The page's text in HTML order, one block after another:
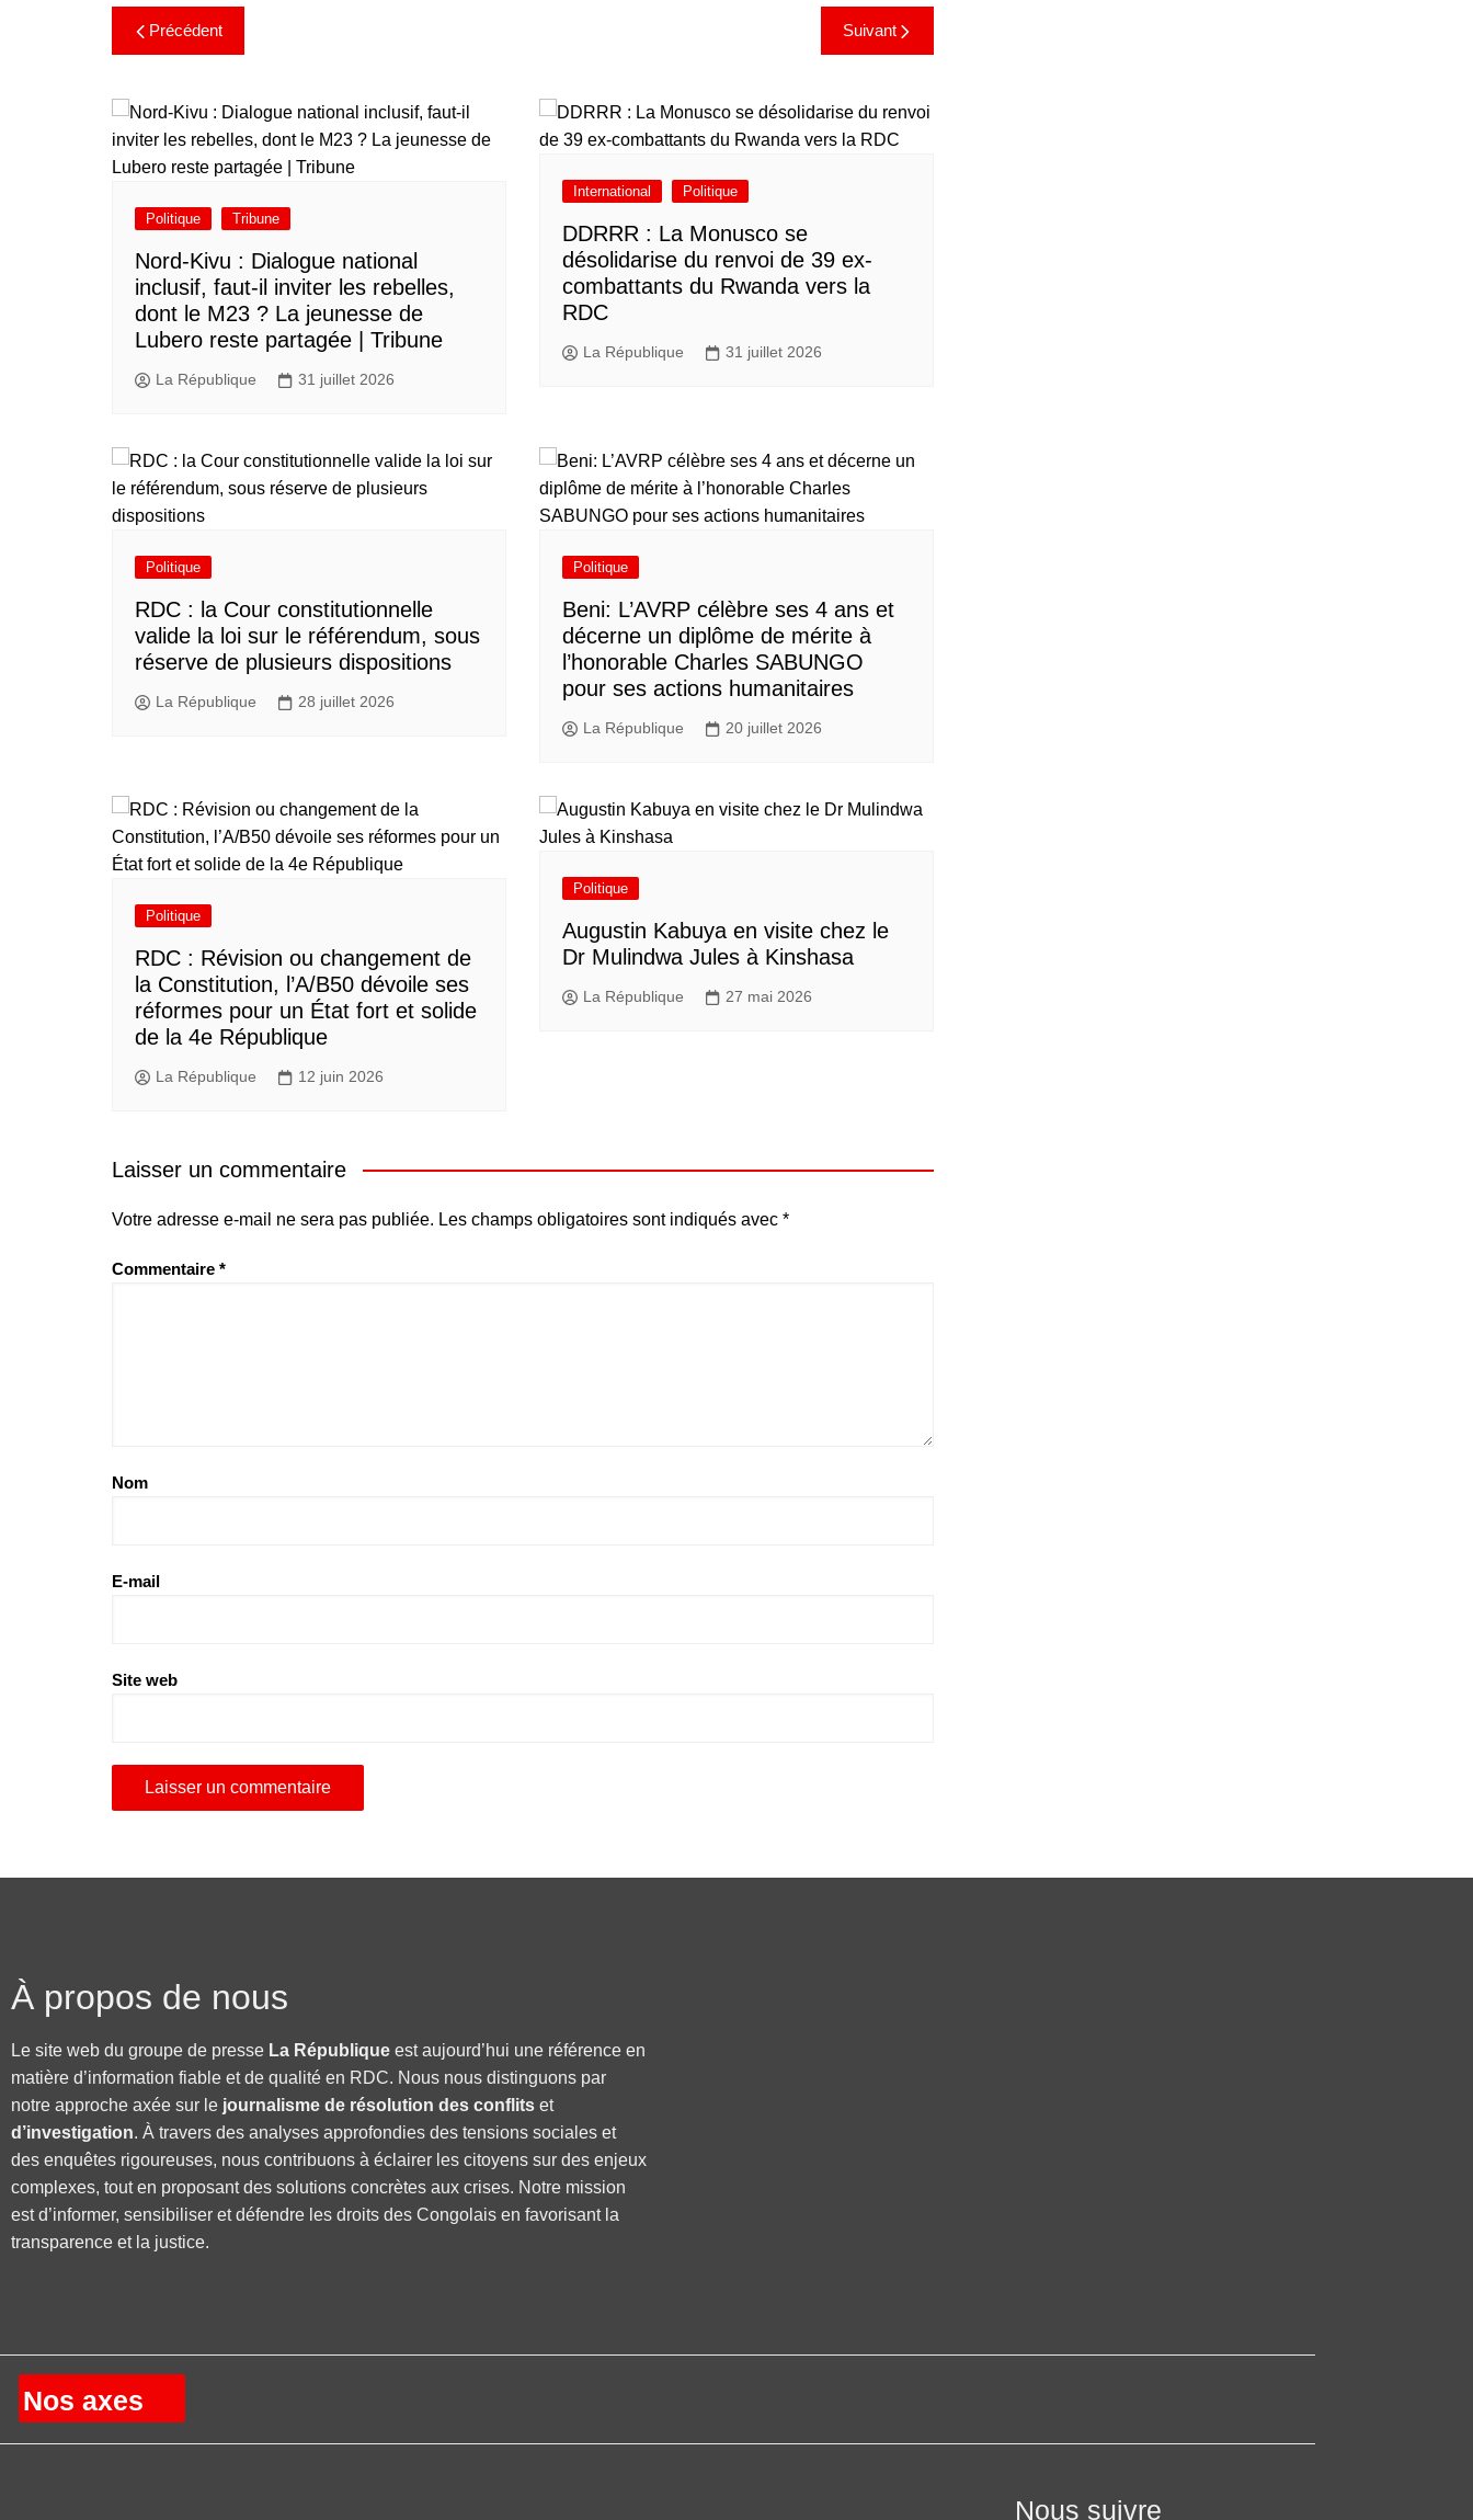
Précédent Suivant
Politique Tribune
Nord-Kivu : Dialogue national
inclusif, faut-il inviter les rebelles,
dont le M23 ? La jeunesse de
Lubero reste partagée | Tribune
La République 31 juillet 2026
International Politique
DDRRR : La Monusco se
désolidarise du renvoi de 39 ex-
combattants du Rwanda vers la
RDC
La République 31 juillet 2026
Politique
RDC : la Cour constitutionnelle
valide la loi sur le référendum, sous
réserve de plusieurs dispositions
La République 28 juillet 2026
Politique
Beni: L’AVRP célèbre ses 4 ans et
décerne un diplôme de mérite à
l’honorable Charles SABUNGO
pour ses actions humanitaires
La République 20 juillet 2026
Politique
RDC : Révision ou changement de
la Constitution, l’A/B50 dévoile ses
réformes pour un État fort et solide
de la 4e République
La République 12 juin 2026
Politique
Augustin Kabuya en visite chez le
Dr Mulindwa Jules à Kinshasa
La République 27 mai 2026
Laisser un commentaire
Votre adresse e-mail ne sera pas publiée. Les champs obligatoires sont indiqués avec *
Commentaire *
Nom
E-mail
Site web
À propos de nous
Le site web du groupe de presse La République est aujourd’hui une référence en
matière d’information fiable et de qualité en RDC. Nous nous distinguons par
notre approche axée sur le journalisme de résolution des conflits et
d’investigation. À travers des analyses approfondies des tensions sociales et
des enquêtes rigoureuses, nous contribuons à éclairer les citoyens sur des enjeux
complexes, tout en proposant des solutions concrètes aux crises. Notre mission
est d’informer, sensibiliser et défendre les droits des Congolais en favorisant la
transparence et la justice.
Nos axes
Nous suivre